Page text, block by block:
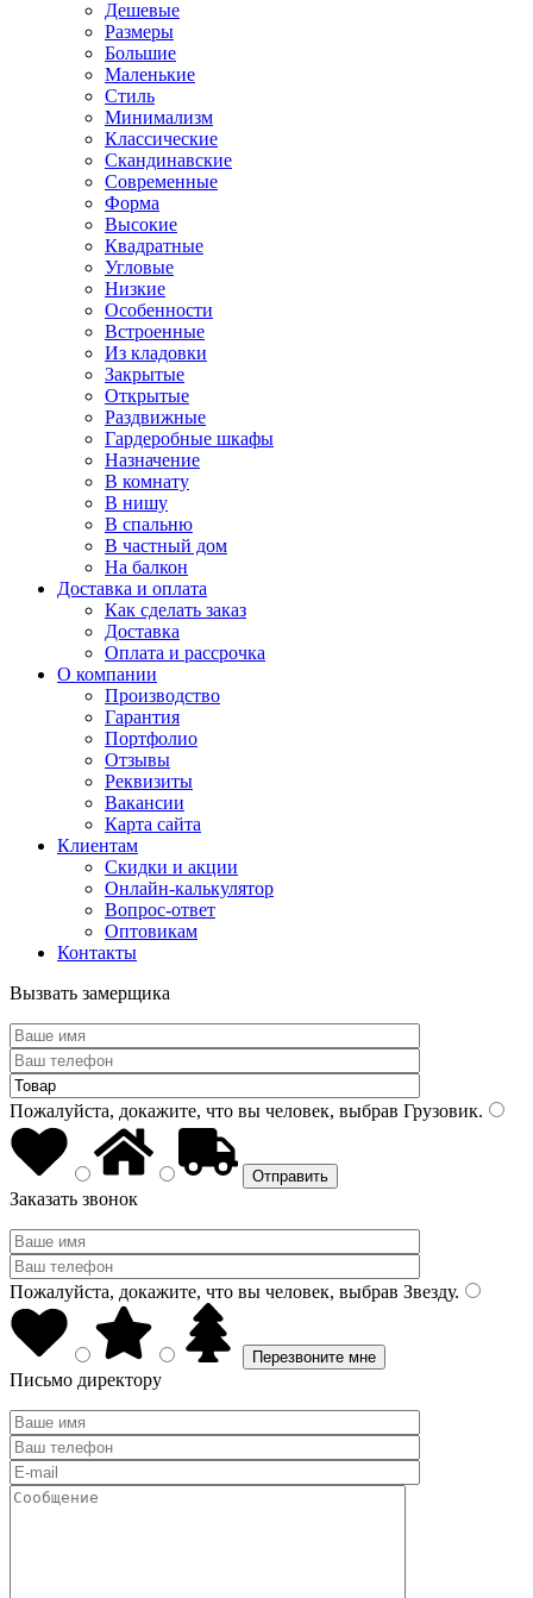
Дешевые
Размеры
Большие
Маленькие
Стиль
Минимализм
Классические
Скандинавские
Современные
Форма
Высокие
Квадратные
Угловые
Низкие
Особенности
Встроенные
Из кладовки
Закрытые
Открытые
Раздвижные
Гардеробные шкафы
Назначение
В комнату
В нишу
В спальню
В частный дом
На балкон
Доставка и оплата
Как сделать заказ
Доставка
Оплата и рассрочка
О компании
Производство
Гарантия
Портфолио
Отзывы
Реквизиты
Вакансии
Карта сайта
Клиентам
Скидки и акции
Онлайн-калькулятор
Вопрос-ответ
Оптовикам
Контакты
Вызвать замерщика
Пожалуйста, докажите, что вы человек, выбрав Грузовик.
Заказать звонок
Пожалуйста, докажите, что вы человек, выбрав Звезду.
Письмо директору